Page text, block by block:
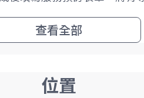
查看全部
位置